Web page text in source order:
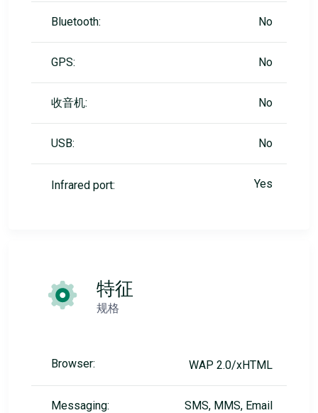
Bluetooth: No
GPS: No
收音机: No
USB: No
Infrared port: Yes
特征
规格
Browser: WAP 2.0/xHTML
Messaging: SMS, MMS, Email